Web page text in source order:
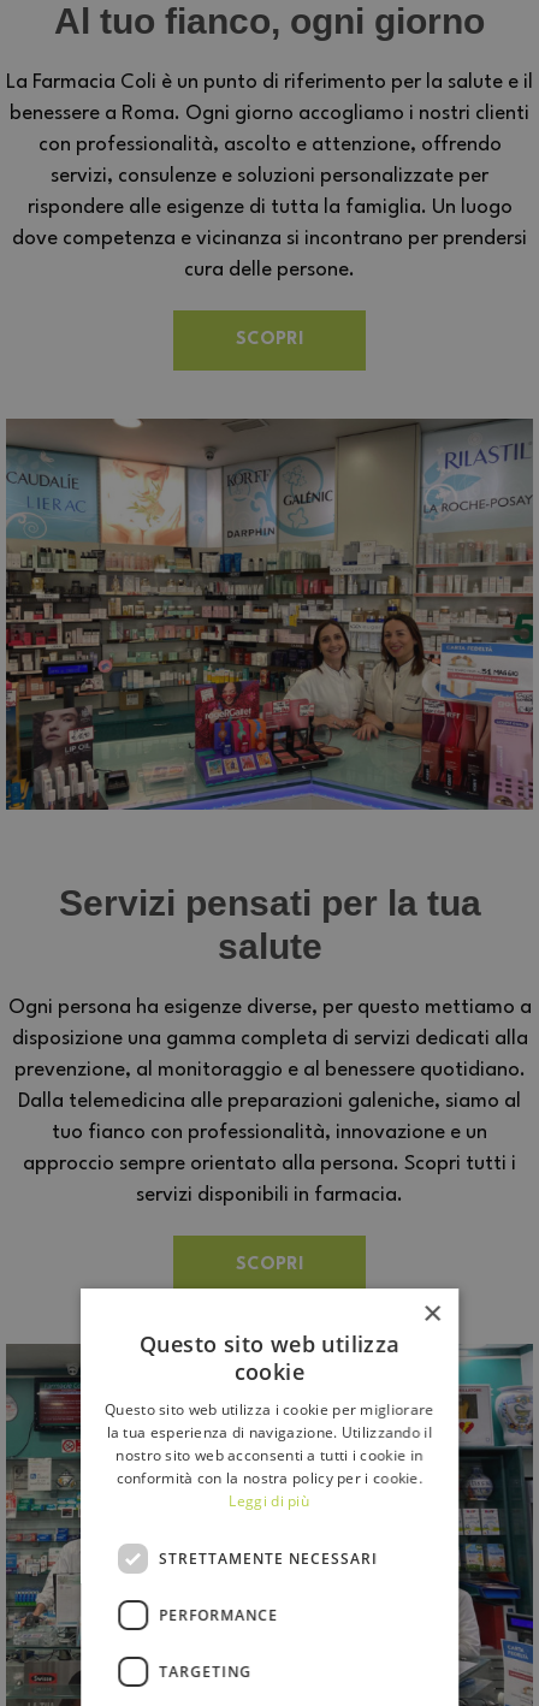
Al tuo fianco, ogni giorno
La Farmacia Coli è un punto di riferimento per la salute e il
benessere a Roma. Ogni giorno accogliamo i nostri clienti
con professionalità, ascolto e attenzione, offrendo
servizi, consulenze e soluzioni personalizzate per
rispondere alle esigenze di tutta la famiglia. Un luogo
dove competenza e vicinanza si incontrano per prendersi
cura delle persone.
SCOPRI
Servizi pensati per la tua
salute
Ogni persona ha esigenze diverse, per questo mettiamo a
disposizione una gamma completa di servizi dedicati alla
prevenzione, al monitoraggio e al benessere quotidiano.
Dalla telemedicina alle preparazioni galeniche, siamo al
tuo fianco con professionalità, innovazione e un
approccio sempre orientato alla persona. Scopri tutti i
servizi disponibili in farmacia.
SCOPRI
×
Questo sito web utilizza
cookie
Questo sito web utilizza i cookie per migliorare
la tua esperienza di navigazione. Utilizzando il
nostro sito web acconsenti a tutti i cookie in
conformità con la nostra policy per i cookie.
Leggi di più
STRETTAMENTE NECESSARI
PERFORMANCE
TARGETING